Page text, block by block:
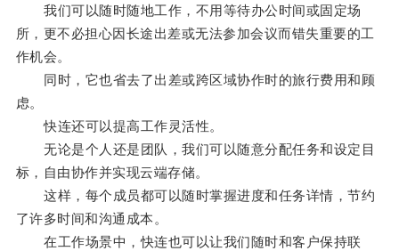
我们可以随时随地工作，不用等待办公时间或固定场
所，更不必担心因长途出差或无法参加会议而错失重要的工
作机会。
同时，它也省去了出差或跨区域协作时的旅行费用和顾
虑。
快连还可以提高工作灵活性。
无论是个人还是团队，我们可以随意分配任务和设定目
标，自由协作并实现云端存储。
这样，每个成员都可以随时掌握进度和任务详情，节约
了许多时间和沟通成本。
在工作场景中，快连也可以让我们随时和客户保持联